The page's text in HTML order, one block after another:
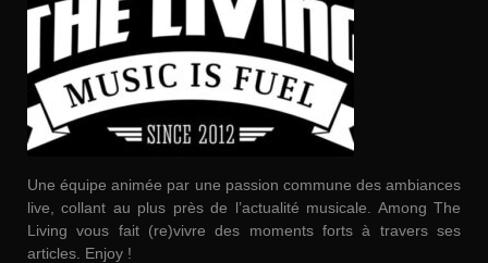
Une équipe animée par une passion commune des ambiances
live, collant au plus près de l’actualité musicale. Among The
Living vous fait (re)vivre des moments forts à travers ses
articles. Enjoy !